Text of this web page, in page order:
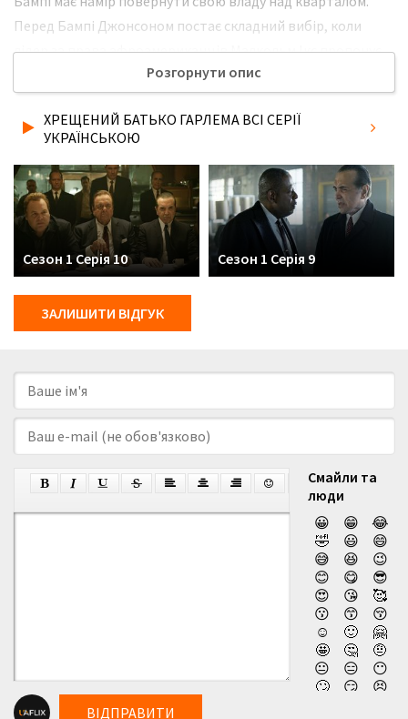
Перед Бампі Джонсоном постає складний вибір, коли
лідер за права афроамериканців Малкольм Ікс пропонує
укласти угоду. Джонсон повинен вирішити, який бік
друзям, де Ви дивились нову 2 серію серіалу Хрещений
батько Гарлема українською мовою, у хорошій hd якості
та з українськими субтитрами!
Розгорнути опис
ХРЕЩЕНИЙ БАТЬКО ГАРЛЕМА ВСІ СЕРІЇ
УКРАЇНСЬКОЮ
Сезон 1 Серія 10 Сезон 1 Серія 9
ЗАЛИШИТИ ВІДГУК
Смайли та
люди
😀
😁
😂
🤣
😃
😄
😅
😆
😉
😊
😋
😎
😍
😘
🥰
😗
😙
😚
☺️
🙂
🤗
🤩
🤔
🤨
😐
😑
😶
🙄
😏
😣
ВІДПРАВИТИ